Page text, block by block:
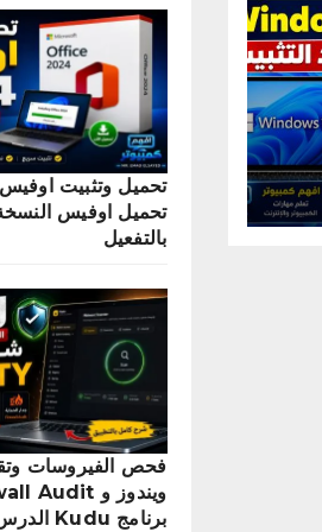
تحميل اوفيس
بالتفعيل
فحص الفيروسات
برنامج Kudu الدرس الثاني